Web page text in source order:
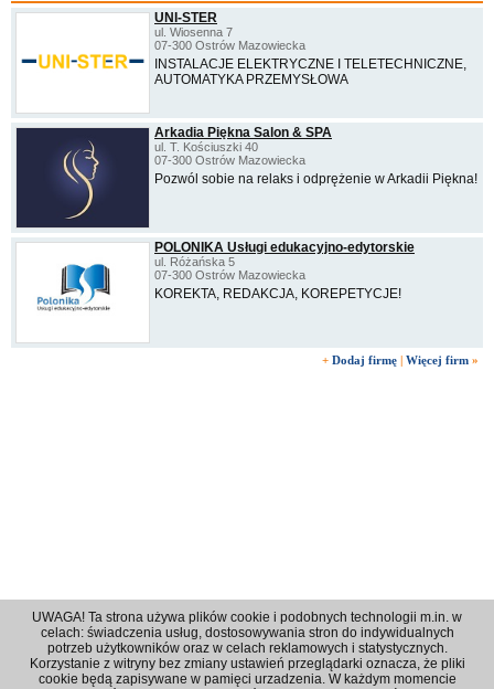
UNI-STER
ul. Wiosenna 7
07-300 Ostrów Mazowiecka
INSTALACJE ELEKTRYCZNE I TELETECHNICZNE,
AUTOMATYKA PRZEMYSŁOWA
Arkadia Piękna Salon & SPA
ul. T. Kościuszki 40
07-300 Ostrów Mazowiecka
Pozwól sobie na relaks i odprężenie w Arkadii Piękna!
POLONIKA Usługi edukacyjno-edytorskie
ul. Różańska 5
07-300 Ostrów Mazowiecka
KOREKTA, REDAKCJA, KOREPETYCJE!
+ Dodaj firmę Więcej firm »
Regulamin|Polityka prywatności|Reklama|Kontakt
UWAGA! Ta strona używa plików cookie i podobnych technologii m.in. w
celach: świadczenia usług, dostosowywania stron do indywidualnych
potrzeb użytkowników oraz w celach reklamowych i statystycznych.
Korzystanie z witryny bez zmiany ustawień przeglądarki oznacza, że pliki
cookie będą zapisywane w pamięci urzadzenia. W każdym momencie